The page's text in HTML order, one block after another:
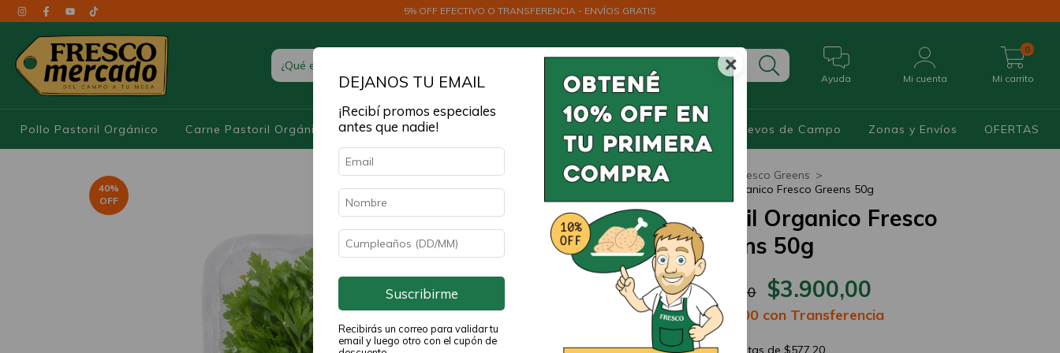
5% OFF EFECTIVO O TRANSFERENCIA - ENVÍOS GRATIS
Ayuda Mi cuenta Mi carrito
0
Pollo Pastoril Orgánico Carne Pastoril Orgánica Verdes Orgánicos Lácteos y Huevos de Campo Zonas y Envíos OFERTAS
40%
OFF
Fresco Greens >
Perejil Organico Fresco Greens 50g
Perejil Organico Fresco
Greens 50g
$6.461,00 $3.900,00
$3.705,00 con Transferencia
12 cuotas de $577,20
×
DEJANOS TU EMAIL
¡Recibí promos especiales
antes que nadie!
Suscribirme
Recibirás un correo para validar tu
email y luego otro con el cupón de